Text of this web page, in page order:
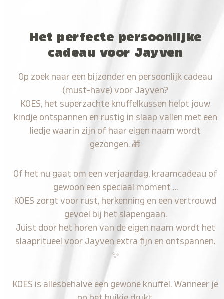
Het perfecte persoonlijke
cadeau voor Jayven
Op zoek naar een bijzonder en persoonlijk cadeau
(must-have) voor Jayven?
KOES, het superzachte knuffelkussen helpt jouw
kindje ontspannen en rustig in slaap vallen met een
liedje waarin zijn of haar eigen naam wordt
gezongen. 🎁
Of het nu gaat om een verjaardag, kraamcadeau of
gewoon een speciaal moment …
KOES zorgt voor rust, herkenning en een vertrouwd
gevoel bij het slapengaan.
Juist door het horen van de eigen naam wordt het
slaapritueel voor Jayven extra fijn en ontspannen.
✨
KOES is allesbehalve een gewone knuffel. Wanneer je